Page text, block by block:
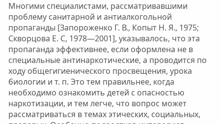
Многими специалистами, рассматривавшими
проблему санитарной и антиалкогольной
пропаганды [Запороженко Г. В., Копыт Н. Я., 1975;
Скворцова Е. С, 1978—2001], указывалось, что эта
пропаганда эффективнее, если оформлена не в
специальные антинаркотические, а проводится по
ходу общегигиенического просвещения, урока
биологии и т. п. Это тем правильнее, когда
необходимо ознакомить детей с опасностью
наркотизации, и тем легче, что вопрос может
рассматриваться в темах этических, социальных,